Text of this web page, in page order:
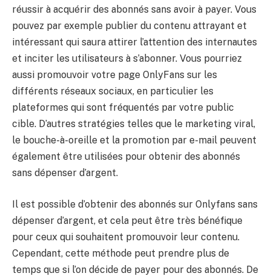
réussir à acquérir des abonnés sans avoir à payer. Vous
pouvez par exemple publier du contenu attrayant et
intéressant qui saura attirer l’attention des internautes
et inciter les utilisateurs à s’abonner. Vous pourriez
aussi promouvoir votre page OnlyFans sur les
différents réseaux sociaux, en particulier les
plateformes qui sont fréquentés par votre public
cible. D’autres stratégies telles que le marketing viral,
le bouche-à-oreille et la promotion par e-mail peuvent
également être utilisées pour obtenir des abonnés
sans dépenser d’argent.
Il est possible d’obtenir des abonnés sur Onlyfans sans
dépenser d’argent, et cela peut être très bénéfique
pour ceux qui souhaitent promouvoir leur contenu.
Cependant, cette méthode peut prendre plus de
temps que si l’on décide de payer pour des abonnés. De